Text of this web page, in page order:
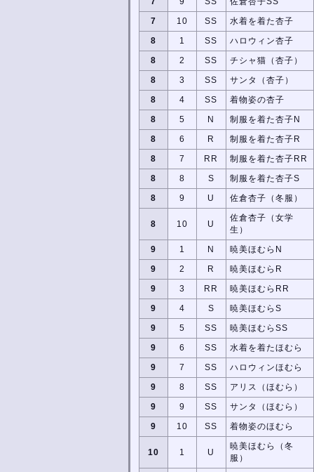
7
10 SS
水着を着た杏子
8
1 SS
ハロウィン杏子
8
2 SS
チシャ猫（杏子）
8
3 SS
サンタ（杏子）
8
4 SS
着物姿の杏子
8
5 N
制服を着た杏子N
8
6 R
制服を着た杏子R
8
7 RR
制服を着た杏子RR
8
8 S
制服を着た杏子S
8
9 U 佐倉杏子（冬服）
8 10 U
佐倉杏子（女学
生）
9
1 N
暁美ほむらN
9
2 R
暁美ほむらR
9
3 RR
暁美ほむらRR
9
4 S
暁美ほむらS
9
5 SS
暁美ほむらSS
9
6 SS
水着を着たほむら
9
7 SS
ハロウィンほむら
9
8 SS
アリス（ほむら）
9
9 SS
サンタ（ほむら）
9
10 SS 着物姿のほむら
10 1 U
暁美ほむら（冬
服）